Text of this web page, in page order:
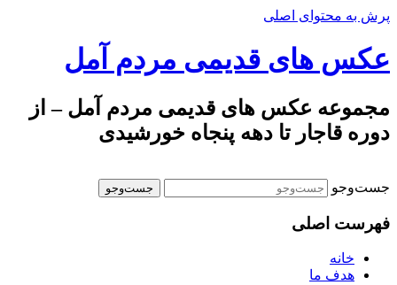
پرش به محتوای اصلی
عکس های قدیمی مردم آمل
مجموعه عکس های قدیمی مردم آمل – از
دوره قاجار تا دهه پنجاه خورشیدی
جست‌وجو
فهرست اصلی
خانه
هدف ما